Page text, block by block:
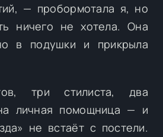
— пробормотала я, но
ничего не хотела. Она
в подушки и прикрыла
три стилиста, два
личная помощница — и
не встаёт с постели.